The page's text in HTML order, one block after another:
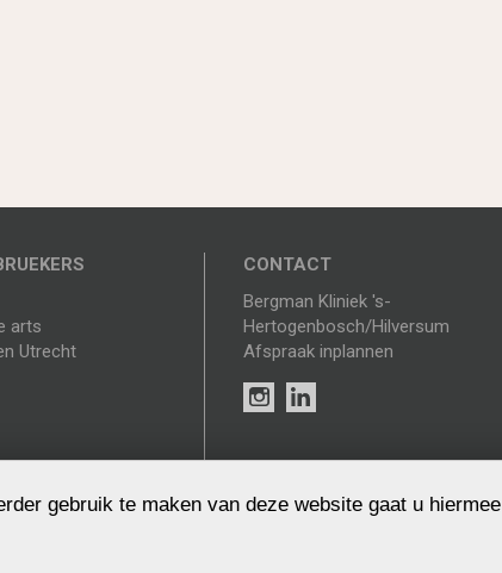
arts
Utrecht
CONTACT
Bergman Kliniek 's-
Hertogenbosch/Hilversum
Afspraak inplannen
gebruik te maken van deze website gaat u hiermee